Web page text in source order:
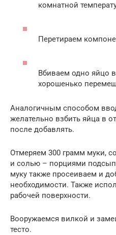
комнатной
Перетираем
Вбиваем одно яйцо
хорошенько
Аналогичным способом
желательно взбить яйца в
после добавлять.
Отмеряем 300 грамм муки,
и солью – порциями
муку также просеиваем и
необходимости. Также
рабочей поверхности.
Вооружаемся вилкой и
тесто.